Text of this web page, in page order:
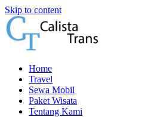
Skip to content
Home
Travel
Sewa Mobil
Paket Wisata
Tentang Kami